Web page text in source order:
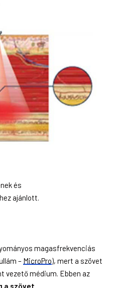
és
ajánlott.
magasfrekvenciás
– MicroPro), mert a szövet
vezető médium. Ebben az
a szövet